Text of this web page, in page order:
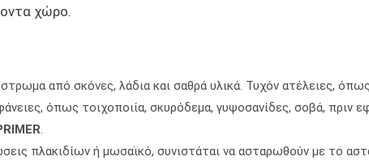
χώρο.
από σκόνες, λάδια και σαθρά υλικά. Τυχόν ατέλειες,
όπως τοιχοποιία, σκυρόδεμα, γυψοσανίδες, σοβά, πριν
.
πλακιδίων ή μωσαϊκό, συνιστάται να ασταρωθούν με το